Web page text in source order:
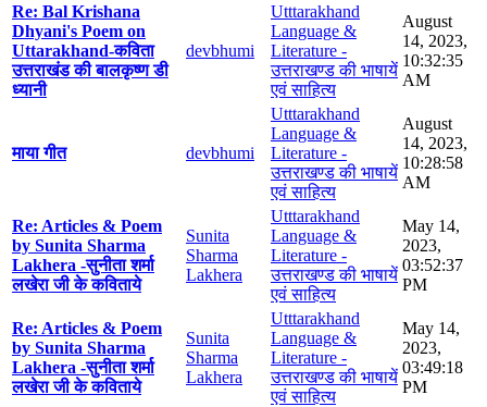
Re: Bal Krishana
Dhyani's Poem on
Uttarakhand-कविता
उत्तराखंड की बालकृष्ण डी
ध्यानी
devbhumi
Utttarakhand
Language &
Literature -
उत्तराखण्ड की भाषायें
एवं साहित्य
August
14, 2023,
10:32:35
AM
माया गीत devbhumi
Utttarakhand
Language &
Literature -
उत्तराखण्ड की भाषायें
एवं साहित्य
August
14, 2023,
10:28:58
AM
Re: Articles & Poem
by Sunita Sharma
Lakhera -सुनीता शर्मा
लखेरा जी के कविताये
Sunita
Sharma
Lakhera
Utttarakhand
Language &
Literature -
उत्तराखण्ड की भाषायें
एवं साहित्य
May 14,
2023,
03:52:37
PM
Re: Articles & Poem
by Sunita Sharma
Lakhera -सुनीता शर्मा
लखेरा जी के कविताये
Sunita
Sharma
Lakhera
Utttarakhand
Language &
Literature -
उत्तराखण्ड की भाषायें
एवं साहित्य
May 14,
2023,
03:49:18
PM